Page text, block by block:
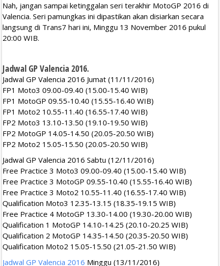
Nah, jangan sampai ketinggalan seri terakhir MotoGP 2016 di
Valencia. Seri pamungkas ini dipastikan akan disiarkan secara
langsung di Trans7 hari ini, Minggu 13 November 2016 pukul
20:00 WIB.
Jadwal GP Valencia 2016.
Jadwal GP Valencia 2016 Jumat (11/11/2016)
FP1 Moto3 09.00-09.40 (15.00-15.40 WIB)
FP1 MotoGP 09.55-10.40 (15.55-16.40 WIB)
FP1 Moto2 10.55-11.40 (16.55-17.40 WIB)
FP2 Moto3 13.10-13.50 (19.10-19.50 WIB)
FP2 MotoGP 14.05-14.50 (20.05-20.50 WIB)
FP2 Moto2 15.05-15.50 (20.05-20.50 WIB)
Jadwal GP Valencia 2016 Sabtu (12/11/2016)
Free Practice 3 Moto3 09.00-09.40 (15.00-15.40 WIB)
Free Practice 3 MotoGP 09.55-10.40 (15.55-16.40 WIB)
Free Practice 3 Moto2 10.55-11.40 (16.55-17.40 WIB)
Qualification Moto3 12.35-13.15 (18.35-19.15 WIB)
Free Practice 4 MotoGP 13.30-14.00 (19.30-20.00 WIB)
Qualification 1 MotoGP 14.10-14.25 (20.10-20.25 WIB)
Qualification 2 MotoGP 14.35-14.50 (20.35-20.50 WIB)
Qualification Moto2 15.05-15.50 (21.05-21.50 WIB)
Jadwal GP Valencia 2016 Minggu (13/11/2016)